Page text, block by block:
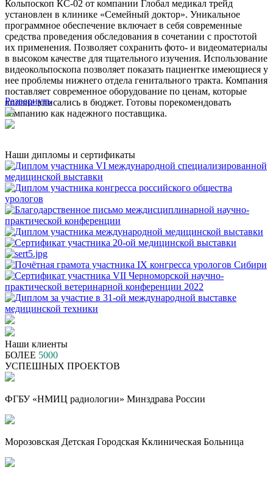
Кольпоскоп КС-02 от компании Глобал медикал трейд
установлен в клинике «Семейный доктор». Уникальное
программное обеспечение включает в себя современные
средства проведения обследования в сочетании с простотой
их применения. Позволяет сохранить фото- и видеоматериалы
в высоком качестве для тщательного изучения. Использование
видеокольпоскопа позволяет показать пациентке имеющиеся у
нее проблемы нижнего отдела генитального тракта. Компания
поставляет современное оборудование по ценам, которые
вполне вписались в бюджет. Готовы порекомендовать
компанию как надежного поставщика.
Развернуть
Наши дипломы и сертификаты
Наши клиенты
БОЛЕЕ 5000
УСПЕШНЫХ ПРОЕКТОВ
ФГБУ «НМИЦ радиологии» Минздрава России
Морозовская Детская Городская Кклиническая Больница